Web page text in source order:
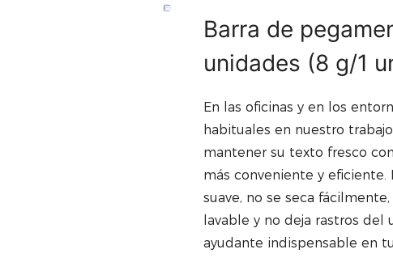
Barra de
unidades (8 g/1
En las oficinas y en los
habituales en nuestro
mantener su texto fresco
más conveniente y
suave, no se seca
lavable y no deja rastros
ayudante indispensable en